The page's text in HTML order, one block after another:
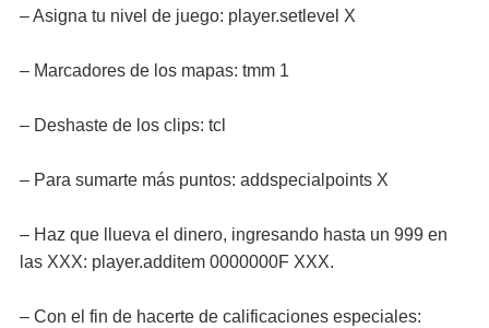
– Asigna tu nivel de juego: player.setlevel X
– Marcadores de los mapas: tmm 1
– Deshaste de los clips: tcl
– Para sumarte más puntos: addspecialpoints X
– Haz que llueva el dinero, ingresando hasta un 999 en
las XXX: player.additem 0000000F XXX.
– Con el fin de hacerte de calificaciones especiales: